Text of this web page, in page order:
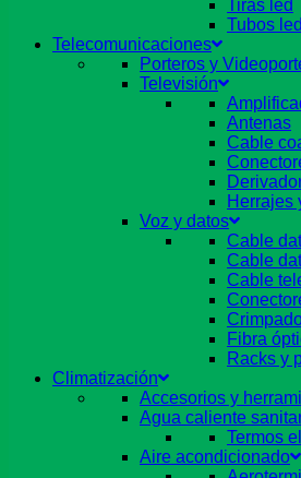
Tiras led
Tubos led
Telecomunicaciones
Porteros y
Televisión
Antenas
Cable
Herrajes
Voz y datos
Cable
Cable
Cable
Fibra
Racks y
Climatización
Accesorios y
Agua caliente
Termos
Aire acondicionado